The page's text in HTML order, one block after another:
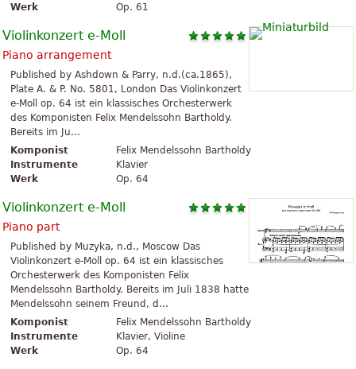
Werk
Op. 61
Violinkonzert e-Moll
Piano arrangement
Published by Ashdown & Parry, n.d.(ca.1865),
Plate A. & P. No. 5801, London Das Violinkonzert
e-Moll op. 64 ist ein klassisches Orchesterwerk
des Komponisten Felix Mendelssohn Bartholdy.
Bereits im Ju...
Komponist
Felix Mendelssohn Bartholdy
Instrumente
Klavier
Werk
Op. 64
Violinkonzert e-Moll
Piano part
Published by Muzyka, n.d., Moscow Das
Violinkonzert e-Moll op. 64 ist ein klassisches
Orchesterwerk des Komponisten Felix
Mendelssohn Bartholdy. Bereits im Juli 1838 hatte
Mendelssohn seinem Freund, d...
Komponist
Felix Mendelssohn Bartholdy
Instrumente
Klavier, Violine
Werk
Op. 64